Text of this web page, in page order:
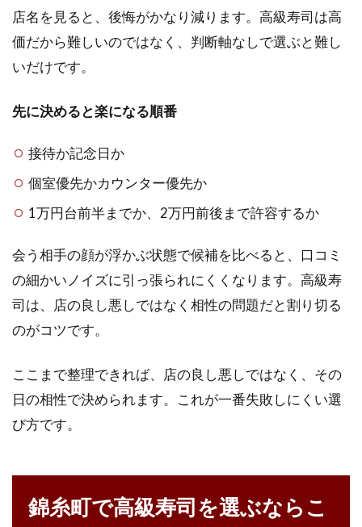
店名を見ると、後悔がかなり減ります。高級寿司は高
価だから難しいのではなく、判断軸なしで選ぶと難し
いだけです。
先に決めると楽になる順番
接待か記念日か
個室優先かカウンター優先か
1万円台前半までか、2万円前後まで許容するか
会う相手の顔が浮かぶ状態で候補を比べると、口コミ
の細かいノイズに引っ張られにくくなります。高級寿
司は、店の良し悪しではなく相性の問題だと割り切る
のがコツです。
ここまで整理できれば、店の良し悪しではなく、その
日の相性で決められます。これが一番失敗しにくい選
び方です。
錦糸町で高級寿司を選ぶならこ